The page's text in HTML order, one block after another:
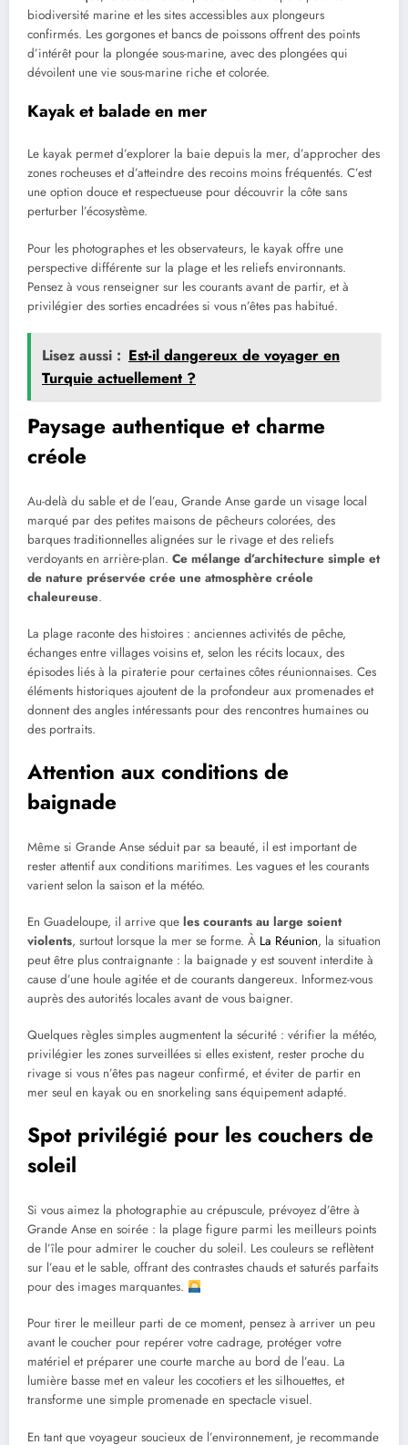
biodiversité marine et les sites accessibles aux plongeurs
confirmés. Les gorgones et bancs de poissons offrent des points
d’intérêt pour la plongée sous-marine, avec des plongées qui
dévoilent une vie sous-marine riche et colorée.
Kayak et balade en mer
Le kayak permet d’explorer la baie depuis la mer, d’approcher des
zones rocheuses et d’atteindre des recoins moins fréquentés. C’est
une option douce et respectueuse pour découvrir la côte sans
perturber l’écosystème.
Pour les photographes et les observateurs, le kayak offre une
perspective différente sur la plage et les reliefs environnants.
Pensez à vous renseigner sur les courants avant de partir, et à
privilégier des sorties encadrées si vous n’êtes pas habitué.
Lisez aussi : Est-il dangereux de voyager en
Turquie actuellement ?
Paysage authentique et charme
créole
Au-delà du sable et de l’eau, Grande Anse garde un visage local
marqué par des petites maisons de pêcheurs colorées, des
barques traditionnelles alignées sur le rivage et des reliefs
verdoyants en arrière-plan. Ce mélange d’architecture simple et
de nature préservée crée une atmosphère créole
chaleureuse.
La plage raconte des histoires : anciennes activités de pêche,
échanges entre villages voisins et, selon les récits locaux, des
épisodes liés à la piraterie pour certaines côtes réunionnaises. Ces
éléments historiques ajoutent de la profondeur aux promenades et
donnent des angles intéressants pour des rencontres humaines ou
des portraits.
Attention aux conditions de
baignade
Même si Grande Anse séduit par sa beauté, il est important de
rester attentif aux conditions maritimes. Les vagues et les courants
varient selon la saison et la météo.
En Guadeloupe, il arrive que les courants au large soient
violents, surtout lorsque la mer se forme. À La Réunion, la situation
peut être plus contraignante : la baignade y est souvent interdite à
cause d’une houle agitée et de courants dangereux. Informez-vous
auprès des autorités locales avant de vous baigner.
Quelques règles simples augmentent la sécurité : vérifier la météo,
privilégier les zones surveillées si elles existent, rester proche du
rivage si vous n’êtes pas nageur confirmé, et éviter de partir en
mer seul en kayak ou en snorkeling sans équipement adapté.
Spot privilégié pour les couchers de
soleil
Si vous aimez la photographie au crépuscule, prévoyez d’être à
Grande Anse en soirée : la plage figure parmi les meilleurs points
de l’île pour admirer le coucher du soleil. Les couleurs se reflètent
sur l’eau et le sable, offrant des contrastes chauds et saturés parfaits
pour des images marquantes.
Pour tirer le meilleur parti de ce moment, pensez à arriver un peu
avant le coucher pour repérer votre cadrage, protéger votre
matériel et préparer une courte marche au bord de l’eau. La
lumière basse met en valeur les cocotiers et les silhouettes, et
transforme une simple promenade en spectacle visuel.
En tant que voyageur soucieux de l’environnement, je recommande